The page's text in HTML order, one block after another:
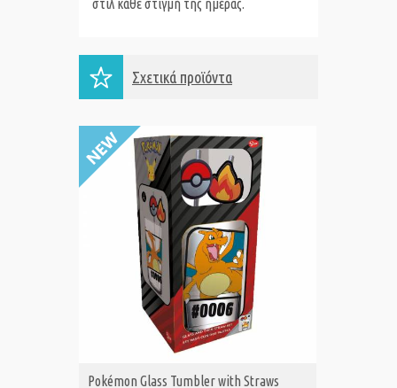
στιλ κάθε στιγμή της ημέρας.
Σχετικά προϊόντα
ΑΓΟΡΑ
Pokémon Glass Tumbler with Straws